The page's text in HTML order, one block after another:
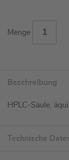
Menge
Beschreibung
HPLC-Säule,
Technische